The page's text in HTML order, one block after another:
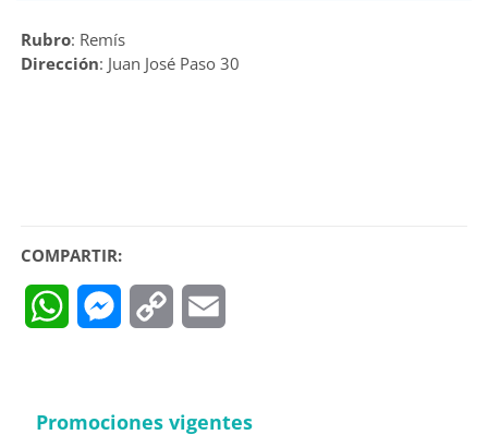
Rubro: Remís
Dirección: Juan José Paso 30
COMPARTIR:
WhatsAppMessenger
Copy
Promociones vigentes